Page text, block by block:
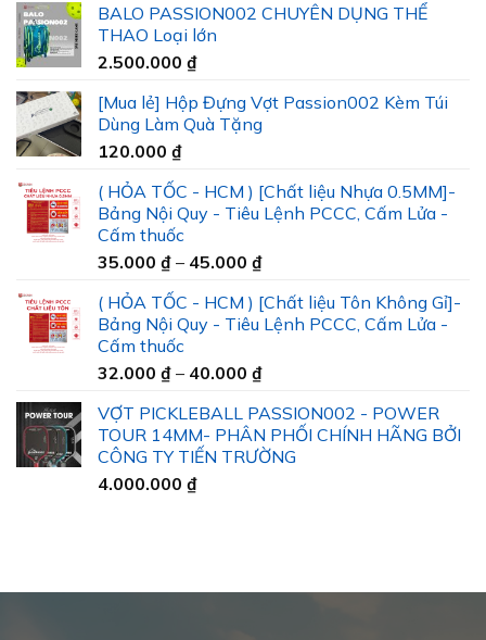
BALO PASSION002 CHUYÊN DỤNG THỂ
THAO Loại lớn
2.500.000 ₫
[Mua lẻ] Hộp Đựng Vợt Passion002 Kèm Túi
Dùng Làm Quà Tặng
120.000 ₫
( HỎA TỐC - HCM ) [Chất liệu Nhựa 0.5MM]-
Bảng Nội Quy - Tiêu Lệnh PCCC, Cấm Lửa -
Cấm thuốc
35.000 ₫ – 45.000 ₫Khoảng
từ
35.000 ₫
45.000 ₫
( HỎA TỐC - HCM ) [Chất liệu Tôn Không Gỉ]-
Bảng Nội Quy - Tiêu Lệnh PCCC, Cấm Lửa -
Cấm thuốc
32.000 ₫ – 40.000 ₫Khoảng
từ
32.000 ₫
đến
VỢT PICKLEBALL PASSION002 - POWER
TOUR 14MM- PHÂN PHỐI CHÍNH HÃNG BỞI
CÔNG TY TIẾN TRƯỜNG
4.000.000 ₫